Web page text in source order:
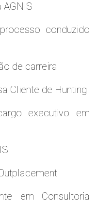
AGNIS
conduzido
de carreira
Cliente de Hunting
executivo em
em Consultoria